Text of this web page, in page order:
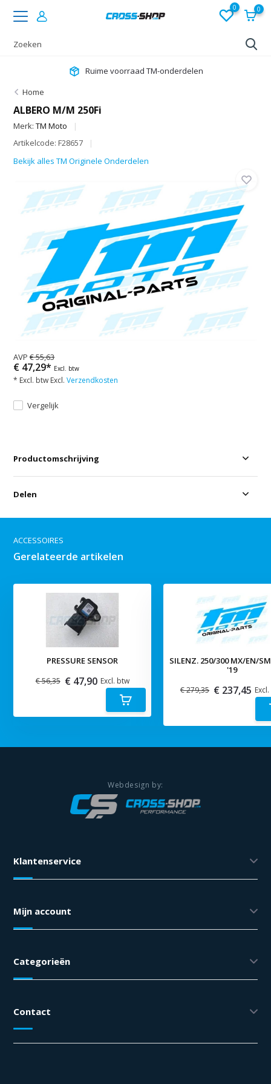
0 0
Ruime voorraad TM-onderdelen
Home
ALBERO M/M 250Fi
Merk:TM Moto
Artikelcode: F28657
Bekijk alles TM Originele Onderdelen
AVP€ 55,63
€ 47,29* Excl. btw
* Excl. btw Excl.Verzendkosten
Vergelijk
Productomschrijving
Delen
ACCESSOIRES
Gerelateerde artikelen
PRESSURE SENSOR
€ 56,35 € 47,90 Excl. btw
SILENZ. 250/300 MX/EN/
'19
€ 279,35 € 237,45
Klantenservice
Mijn account
Categorieën
Contact